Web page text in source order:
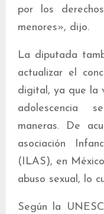
por los
menores», dijo.
La diputada
actualizar el
digital, ya que la
adolescencia
maneras. De
asociación
(ILAS), en
abuso sexual, lo
Según la